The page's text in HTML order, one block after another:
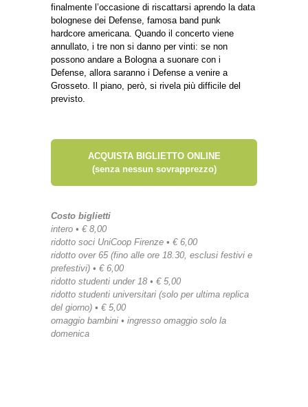
finalmente l’occasione di riscattarsi aprendo la data
bolognese dei Defense, famosa band punk
hardcore americana. Quando il concerto viene
annullato, i tre non si danno per vinti: se non
possono andare a Bologna a suonare con i
Defense, allora saranno i Defense a venire a
Grosseto. Il piano, però, si rivela più difficile del
previsto.
ACQUISTA BIGLIETTO ONLINE
(senza nessun sovrapprezzo)
Costo biglietti
intero • € 8,00
ridotto soci UniCoop Firenze • € 6,00
ridotto over 65 (fino alle ore 18.30, esclusi festivi e
prefestivi) • € 6,00
ridotto studenti under 18 • € 5,00
ridotto studenti universitari (solo per ultima replica
del giorno) • € 5,00
omaggio bambini • ingresso omaggio solo la
domenica